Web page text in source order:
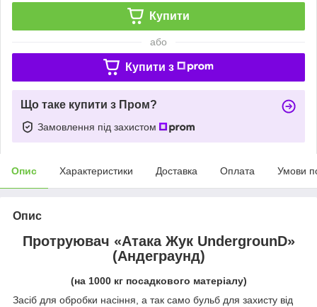
Купити
або
Купити з
Що таке купити з Пром?
Замовлення під захистом
Опис Характеристики Доставка Оплата Умови
Опис
Протруювач «Атака Жук UndergrounD»
(Андеграунд)
(на 1000 кг посадкового матеріалу)
Засіб для обробки насіння, а так само бульб для захисту від